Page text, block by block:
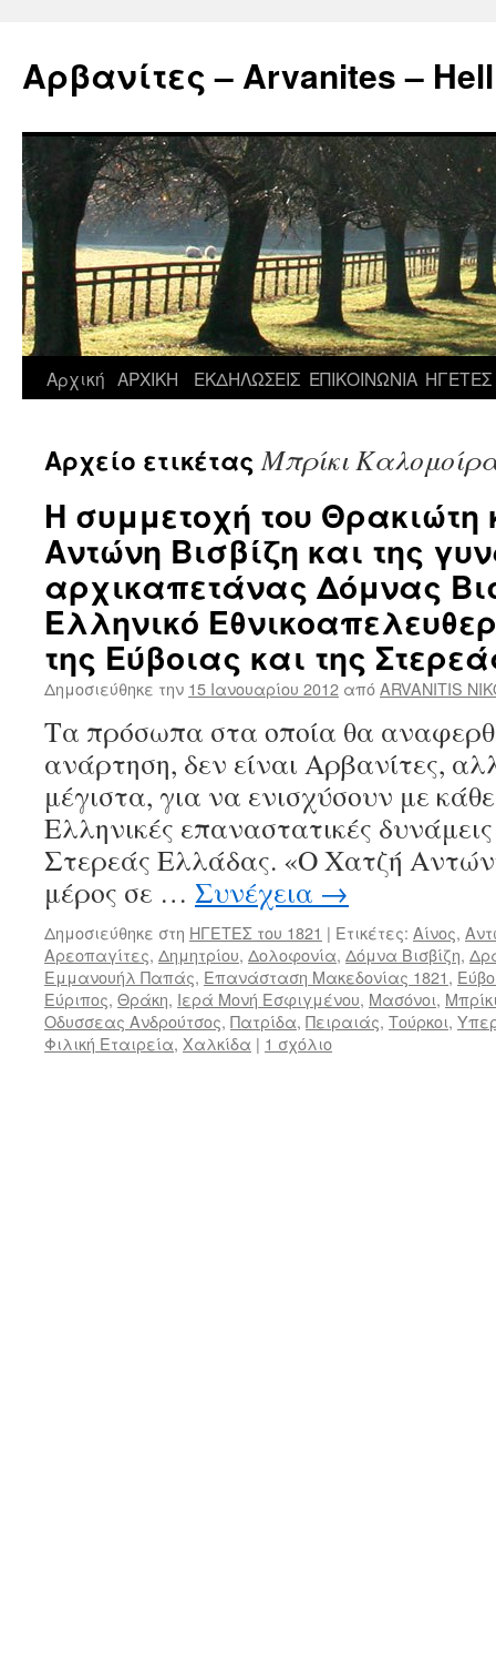
περιεχόμενο
Αρβανίτες – Arvanites –
Αρχική ΑΡΧΙΚΗ ΕΚΔΗΛΩΣΕΙΣ ΕΠΙΚΟΙΝΩΝΙΑ ΗΓΕΤΕΣ
Αρχείο ετικέταςΜπρίκι
Η συμμετοχή του Θρακιώτη
Αντώνη Βισβίζη και της
αρχικαπετάνας Δόμνας
Ελληνικό
της Εύβοιας και της
Δημοσιεύθηκε την 15 Ιανουαρίου 2012 απόARVANITIS
Τα πρόσωπα στα οποία θα
ανάρτηση, δεν είναι Αρβανίτες,
μέγιστα, για να ενισχύσουν με
Ελληνικές επαναστατικές
Στερεάς Ελλάδας. «Ο Χατζή
μέρος σε … Συνέχεια →
Δημοσιεύθηκε στη ΗΓΕΤΕΣ του 1821 | Ετικέτες: Αίνος,
Αρεοπαγίτες, Δημητρίου, Δολοφονία, Δόμνα Βισβίζη,
Εμμανουήλ Παπάς, Επανάσταση Μακεδονίας 1821,
Εύριπος, Θράκη, Ιερά Μονή Εσφιγμένου, Μασόνοι,
Οδυσσεας Ανδρούτσος, Πατρίδα, Πειραιάς, Τούρκοι,
Φιλική Εταιρεία, Χαλκίδα | 1 σχόλιο